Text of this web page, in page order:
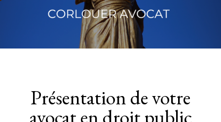
Présentation de votre